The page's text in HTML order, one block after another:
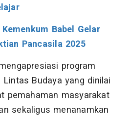
Babel Gelar
Pancasila 2025
program
Budaya yang dinilai
pemahaman masyarakat
sekaligus menanamkan